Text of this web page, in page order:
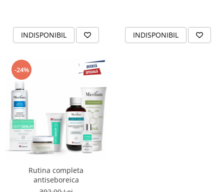
INDISPONIBIL INDISPONIBIL
-24%
Rutina completa
antiseboreica